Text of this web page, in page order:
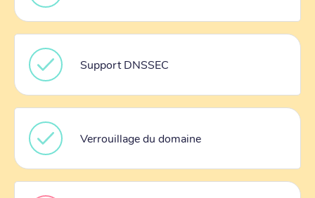
Support DNSSEC
Verrouillage du domaine